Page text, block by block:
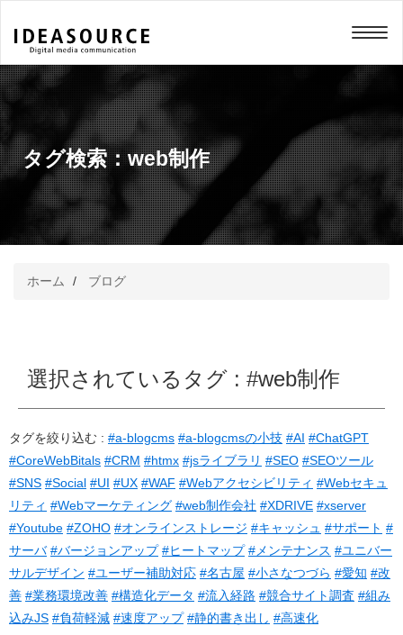
メニュ
タグ検索：web制作
ホーム ブログ
選択されているタグ : #web制作
タグを絞り込む : #a-blogcms #a-blogcmsの小技 #AI #ChatGPT
#CoreWebBitals #CRM #htmx #jsライブラリ #SEO #SEOツール
#SNS #Social #UI #UX #WAF #Webアクセシビリティ #Webセキュ
リティ #Webマーケティング #web制作会社 #XDRIVE #xserver
#Youtube #ZOHO #オンラインストレージ #キャッシュ #サポート #
サーバ #バージョンアップ #ヒートマップ #メンテナンス #ユニバー
サルデザイン #ユーザー補助対応 #名古屋 #小さなつづら #愛知 #改
善 #業務環境改善 #構造化データ #流入経路 #競合サイト調査 #組み
込みJS #負荷軽減 #速度アップ #静的書き出し #高速化